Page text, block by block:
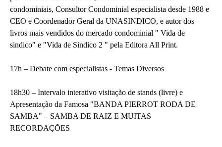
condominiais, Consultor Condominial especialista desde 1988 e
CEO e Coordenador Geral da UNASINDICO, e autor dos
livros mais vendidos do mercado condominial " Vida de
sindico" e "Vida de Sindico 2 " pela Editora All Print.
17h – Debate com especialistas - Temas Diversos
18h30 – Intervalo interativo visitação de stands (livre) e
Apresentação da Famosa "BANDA PIERROT RODA DE
SAMBA" – SAMBA DE RAIZ E MUITAS
RECORDAÇÕES